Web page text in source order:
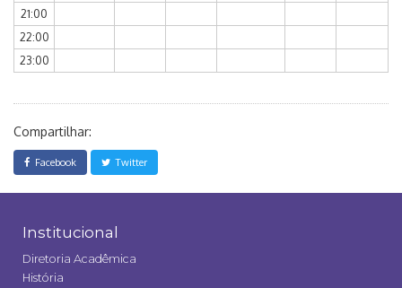
21:00
22:00
23:00
Compartilhar:
Facebook Twitter
Institucional
Diretoria Acadêmica
História